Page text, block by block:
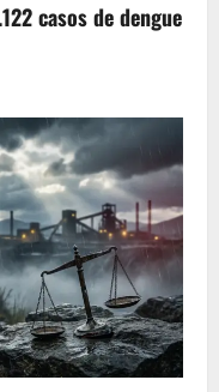
casos de dengue